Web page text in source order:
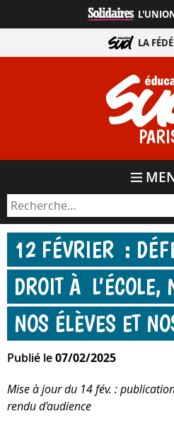
directement
contenu
LA
12 FÉVRIER :
DROIT À L’ÉCOLE,
NOS ÉLÈVES ET
Publié le07/02/2025
Mise à jour du 14 fév. :
rendu d'audience